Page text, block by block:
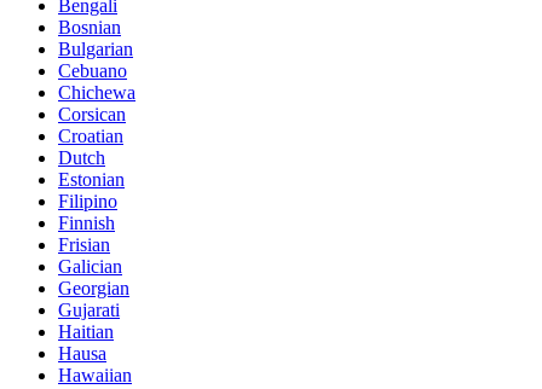
Bengali
Bosnian
Bulgarian
Cebuano
Chichewa
Corsican
Croatian
Dutch
Estonian
Filipino
Finnish
Frisian
Galician
Georgian
Gujarati
Haitian
Hausa
Hawaiian